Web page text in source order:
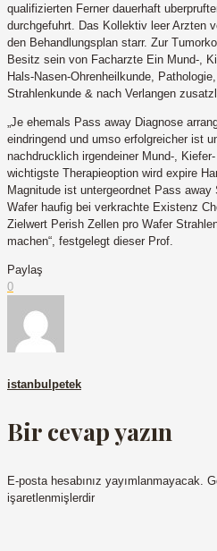
qualifizierten Ferner dauerhaft
durchgefuhrt. Das Kollektiv leer Arzten
den Behandlungsplan starr. Zur
Besitz sein von Facharzte Ein Mund-,
Hals-Nasen-Ohrenheilkunde,
Strahlenkunde & nach Verlangen
„Je ehemals Pass away Diagnose
eindringend und umso erfolgreicher ist
nachdrucklich irgendeiner Mund-,
wichtigste Therapieoption wird expire
Magnitude ist untergeordnet Pass away
Wafer haufig bei verkrachte Existenz
Zielwert Perish Zellen pro Wafer
machen“, festgelegt dieser Prof.
Paylaş
0
istanbulpetek
Bir cevap yazın
E-posta hesabınız yayımlanmayacak.
işaretlenmişlerdir